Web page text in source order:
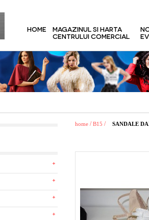
HOME
MAGAZINUL SI HARTA
CENTRULUI COMERCIAL
home / B15 / SANDALE